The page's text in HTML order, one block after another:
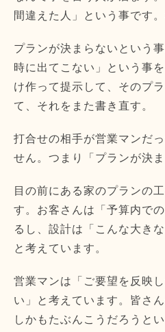
間違えた人」という事です
プランが決まらないという
時に出てこない」という事
け作って提示して、そのプ
て、それをまた書き直す。
打合せの相手が営業マンだ
せん。つまり「プランが決
目の前にある家のプランの
す。お客さんは「予算内で
るし、設計は「こんな大き
と考えています。
営業マンは「ご要望を反映
い」と考えています。皆さ
しかもたぶんこうだろうと